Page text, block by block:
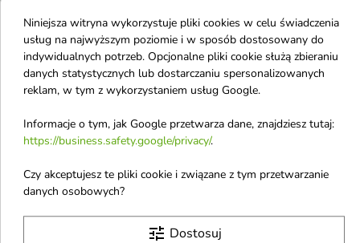
Aloesove
Apothe
Amouage
Auraa Desire
AA
AA Wings of Color
Abercrombie & Fitch
Abib
Accoje
Niniejsza witryna wykorzystuje pliki cookies w celu świadczenia
usług na najwyższym poziomie i w sposób dostosowany do
indywidualnych potrzeb. Opcjonalne pliki cookie służą zbieraniu
danych statystycznych lub dostarczaniu spersonalizowanych
reklam, w tym z wykorzystaniem usług Google.
Informacje o tym, jak Google przetwarza dane, znajdziesz tutaj:
https://business.safety.google/privacy/.
Czy akceptujesz te pliki cookie i związane z tym przetwarzanie
danych osobowych?
tune Dostosuj